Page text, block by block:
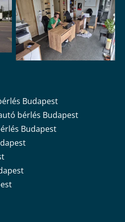
Budapest
bérlés Budapest
Budapest